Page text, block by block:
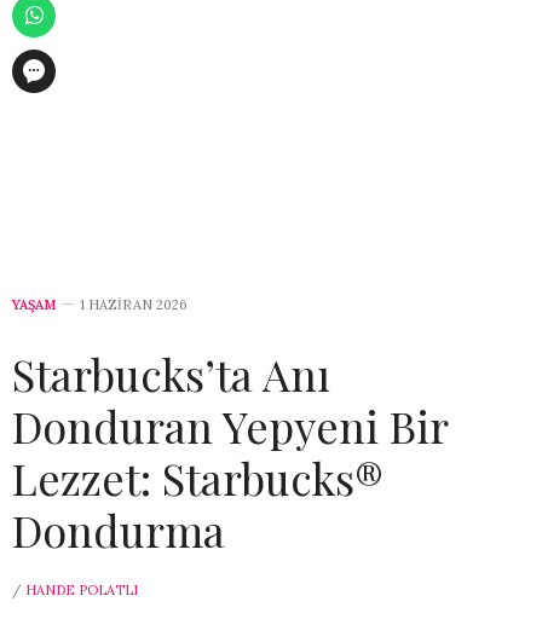
YAŞAM 1 HAZIRAN 2026
Starbucks’ta Anı
Donduran Yepyeni Bir
Lezzet: Starbucks®
Dondurma
/ HANDE POLATLI